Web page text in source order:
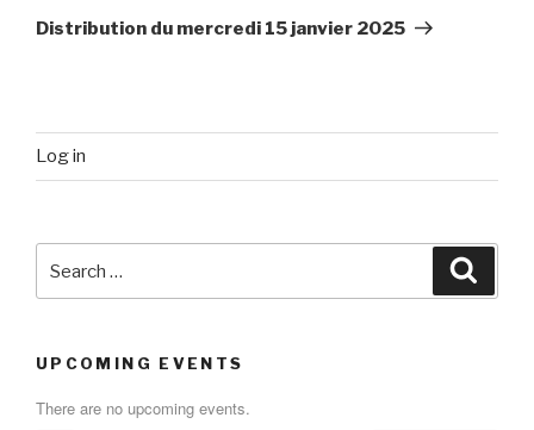
Post
Distribution du mercredi 15 janvier 2025
Log in
for:
UPCOMING EVENTS
There are no upcoming events.